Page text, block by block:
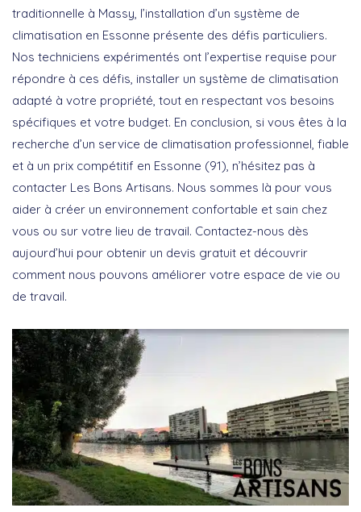
traditionnelle à Massy, l’installation d’un système de
climatisation en Essonne présente des défis particuliers.
Nos techniciens expérimentés ont l’expertise requise pour
répondre à ces défis, installer un système de climatisation
adapté à votre propriété, tout en respectant vos besoins
spécifiques et votre budget. En conclusion, si vous êtes à la
recherche d’un service de climatisation professionnel, fiable
et à un prix compétitif en Essonne (91), n’hésitez pas à
contacter Les Bons Artisans. Nous sommes là pour vous
aider à créer un environnement confortable et sain chez
vous ou sur votre lieu de travail. Contactez-nous dès
aujourd’hui pour obtenir un devis gratuit et découvrir
comment nous pouvons améliorer votre espace de vie ou
de travail.